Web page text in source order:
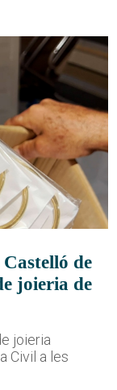
de
joieria de
joieria
Civil a les